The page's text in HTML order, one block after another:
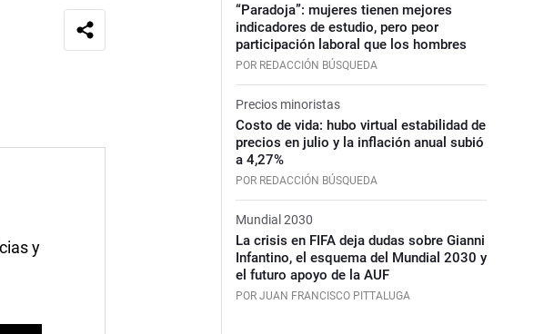
y
“Paradoja”: mujeres tienen mejores
indicadores de estudio, pero peor
participación laboral que los hombres
POR REDACCIÓN BÚSQUEDA
Precios minoristas
Costo de vida: hubo virtual estabilidad de
precios en julio y la inflación anual subió
a 4,27%
POR REDACCIÓN BÚSQUEDA
Mundial 2030
La crisis en FIFA deja dudas sobre Gianni
Infantino, el esquema del Mundial 2030 y
el futuro apoyo de la AUF
POR JUAN FRANCISCO PITTALUGA